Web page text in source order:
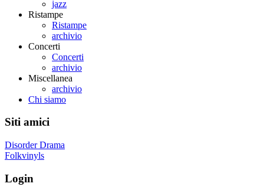
jazz
Ristampe
Ristampe
archivio
Concerti
Concerti
archivio
Miscellanea
archivio
Chi siamo
Siti amici
Disorder Drama
Folkvinyls
Login